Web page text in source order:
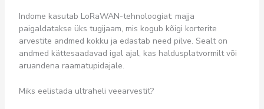
Indome kasutab LoRaWAN-tehnoloogiat: majja
paigaldatakse üks tugijaam, mis kogub kõigi korterite
arvestite andmed kokku ja edastab need pilve. Sealt on
andmed kättesaadavad igal ajal, kas haldusplatvormilt või
aruandena raamatupidajale.
Miks eelistada ultraheli veearvestit?